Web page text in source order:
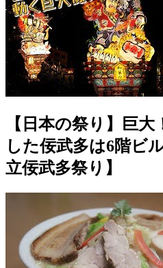
【日本の祭り】巨
した佞武多は6階ビ
立佞武多祭り】